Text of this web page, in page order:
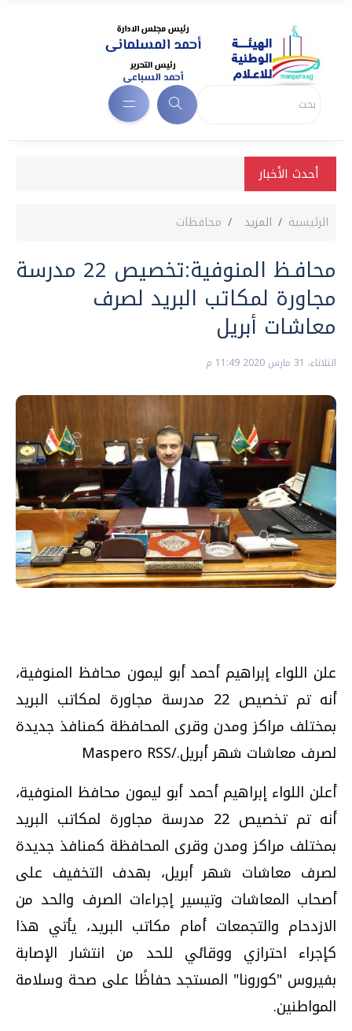
أحدث الأخبار
الرئيسية المزيد محافظات
محافـظ المنوفية:تخصيص 22 مدرسة
مجاورة لمكاتب البريد لصرف
معاشات أبريل
الثلاثاء، 31 مارس 2020 11:49 م
علن اللواء إبراهيم أحمد أبو ليمون محافظ المنوفية،
أنه تم تخصيص 22 مدرسة مجاورة لمكاتب البريد
بمختلف مراكز ومدن وقرى المحافظة كمنافذ جديدة
لصرف معاشات شهر أبريل./Maspero RSS
أعلن اللواء إبراهيم أحمد أبو ليمون محافظ المنوفية،
أنه تم تخصيص 22 مدرسة مجاورة لمكاتب البريد
بمختلف مراكز ومدن وقرى المحافظة كمنافذ جديدة
لصرف معاشات شهر أبريل، بهدف التخفيف على
أصحاب المعاشات وتيسير إجراءات الصرف والحد من
الازدحام والتجمعات أمام مكاتب البريد، يأتي هذا
كإجراء احترازي ووقائي للحد من انتشار الإصابة
بفيروس "كورونا" المستجد حفاظًا على صحة وسلامة
المواطنين.